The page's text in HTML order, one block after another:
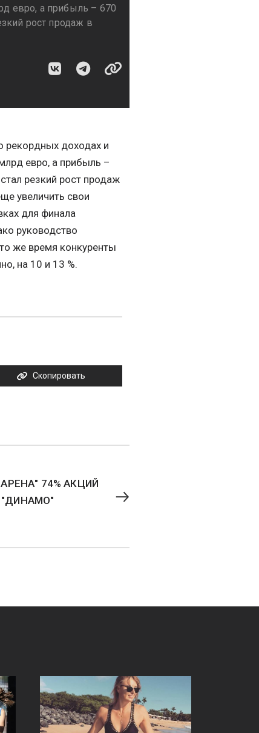
евро, а прибыль – 670
рост продаж в
рекордных доходах и
евро, а прибыль –
резкий рост продаж
увеличить свои
для финала
руководство
же время конкуренты
на 10 и 13 %.
Скопировать
74% АКЦИЙ